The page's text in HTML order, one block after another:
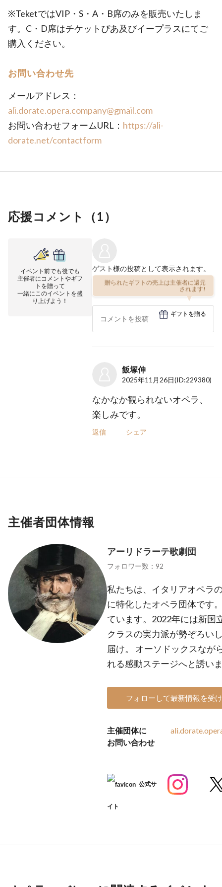
※TeketではVIP・S・A・B席のみを販売いたしま
す。C・D席はチケットぴあ及びイープラスにてご
購入ください。
お問い合わせ先
メールアドレス：
ali.dorate.opera.company@gmail.com
お問い合わせフォームURL： https://ali-
dorate.net/contactform
応援コメント（1）
イベント前でも後でも
主催者にコメントやギフ
トを贈って
一緒にこのイベントを盛
り上げよう！
ゲスト様の投稿として表示されます。
贈られたギフトの売上は主催者に還元
されます!
ギフトを贈る
飯塚伸
2025年11月26日(ID:229380)
なかなか観られないオペラ、
楽しみです。
返信 シェア
主催者団体情報
アーリドラーテ歌劇団
フォロワー数：92
私たちは、イタリアオペラ
に特化したオペラ団体です
ています。2022年には新国
クラスの実力派が勢ぞろい
届け。 オーソドックスなが
れる感動ステージへと誘い
フォローして最新情報を受
主催団体に
お問い合わせ
公式サ
イト